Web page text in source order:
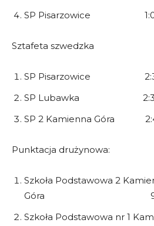
SP Pisarzowice
Sztafeta szwedzka
SP Pisarzowice
SP Lubawka
SP 2 Kamienna Góra
Punktacja drużynowa:
Szkoła Podstawowa 2
Góra 98
Szkoła Podstawowa nr 1